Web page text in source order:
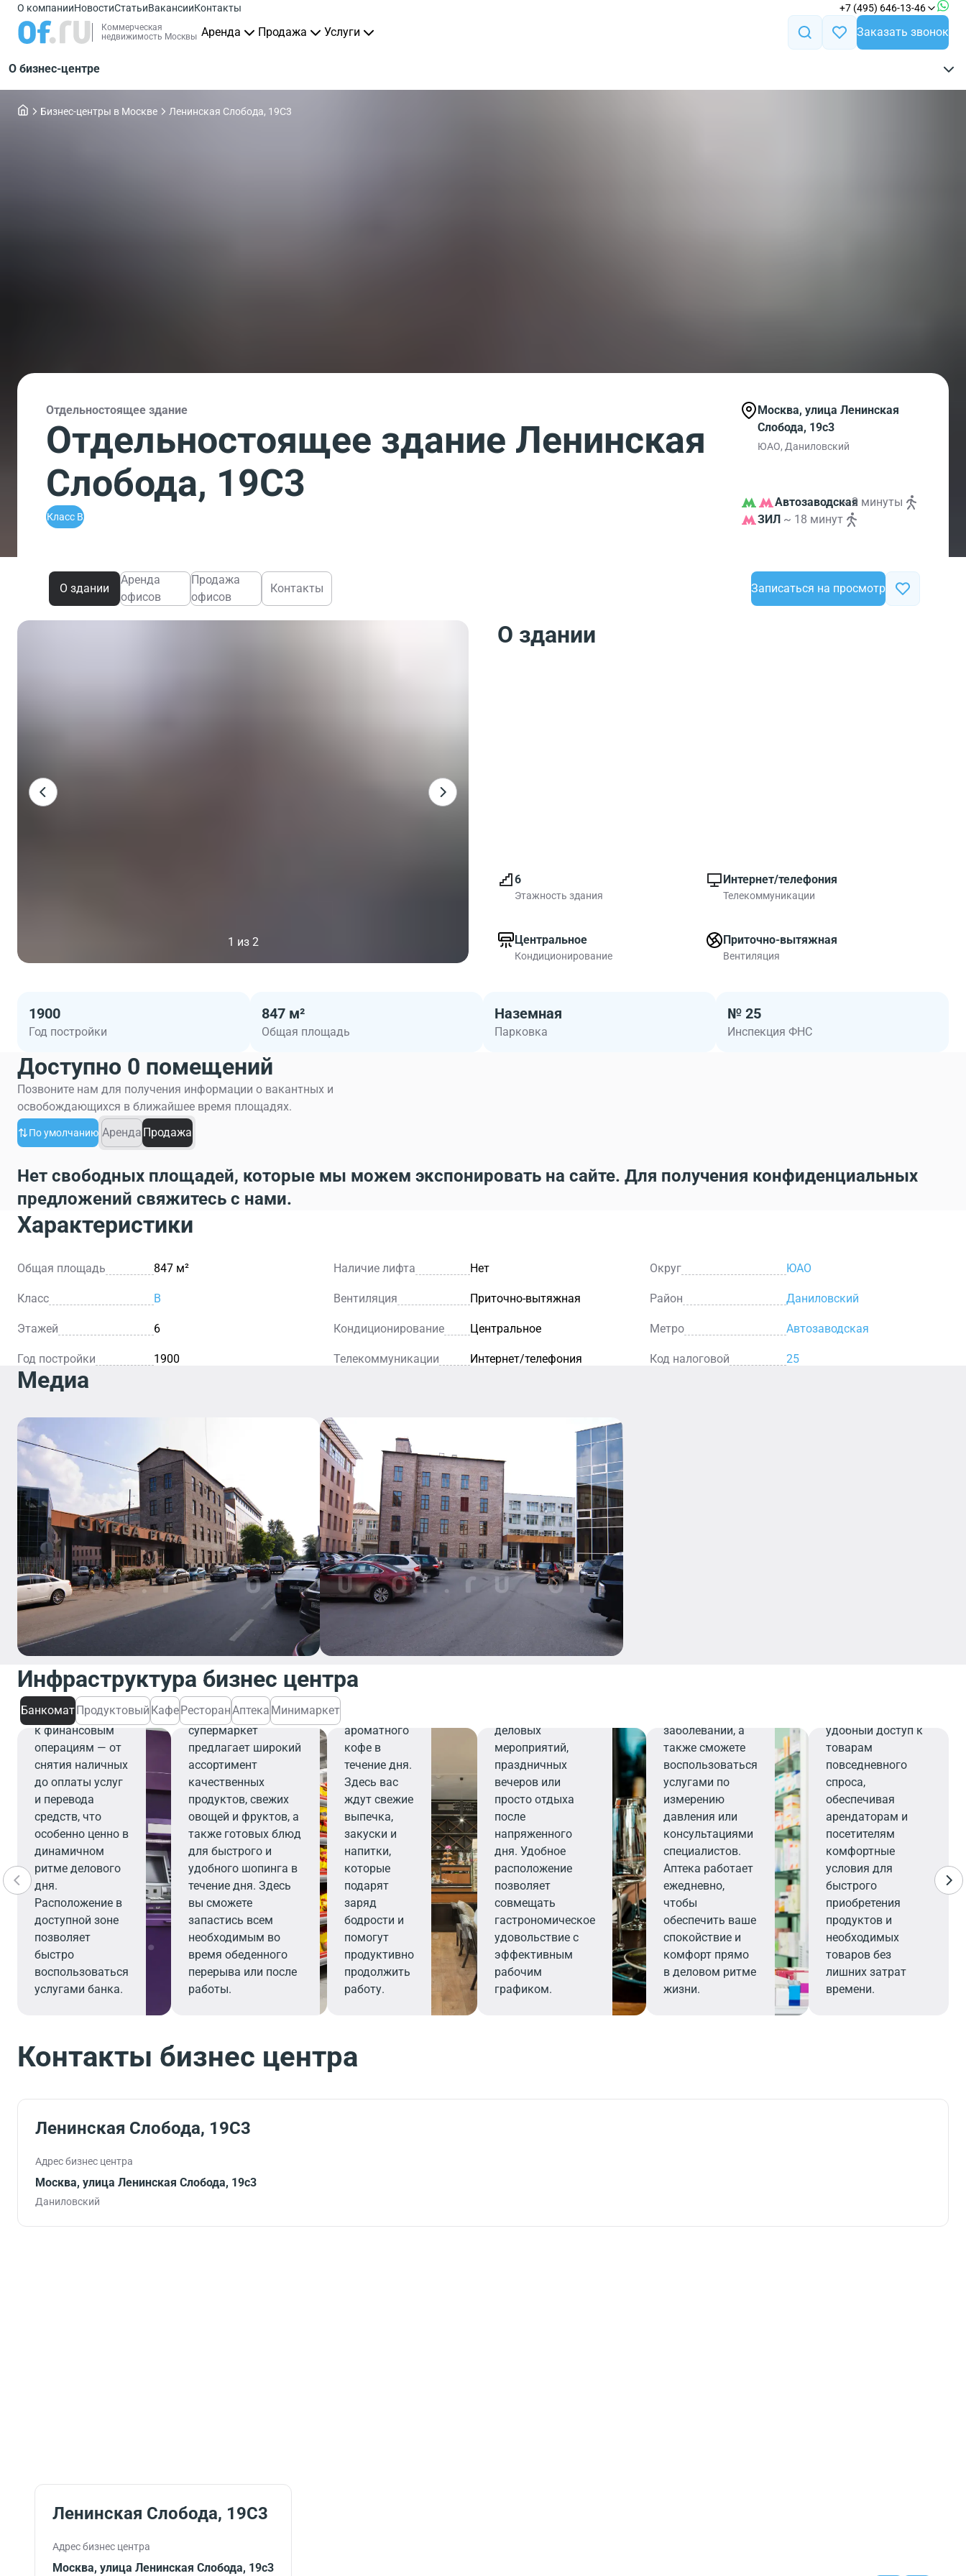
О компанииНовостиСтатьиВакансииКонтакты +7 (495) 646-13-46
Коммерческая
недвижимость Москвы Аренда Продажа Услуги Заказать звонок
О бизнес-центре
Бизнес-центры в Москве Ленинская Слобода, 19С3
Отдельностоящее здание
Отдельностоящее здание Ленинская
Слобода, 19С3
Класс B
Москва, улица Ленинская
Слобода, 19с3
ЮАО, Даниловский
Автозаводская~ 3 минуты
ЗИЛ ~ 18 минут
О здании
Аренда
офисов
Продажа
офисов
Контакты Записаться на просмотр
1 из 2
О здании
6
Этажность здания
Интернет/телефония
Телекоммуникации
Центральное
Кондиционирование
Приточно-вытяжная
Вентиляция
1900
Год постройки
847 м²
Общая площадь
Наземная
Парковка
№ 25
Инспекция ФНС
Доступно 0 помещений
Позвоните нам для получения информации о вакантных и
освобождающихся в ближайшее время площадях.
По умолчанию Аренда Продажа
Нет свободных площадей, которые мы можем экспонировать на сайте. Для получения конфиденциальных
предложений свяжитесь с нами.
Характеристики
Общая площадь 847 м² Наличие лифта Нет Округ ЮАО
Класс B Вентиляция Приточно-вытяжная Район Даниловский
Этажей 6 Кондиционирование Центральное Метро Автозаводская
Год постройки 1900 Телекоммуникации Интернет/телефония Код налоговой 25
Медиа
Инфраструктура бизнес центра
БанкоматПродуктовый КафеРесторанАптека Минимаркет
Банкомат
обеспечивает
быстрый и
удобный доступ
к финансовым
операциям — от
снятия наличных
до оплаты услуг
и перевода
средств, что
особенно ценно в
динамичном
ритме делового
дня.
Расположение в
доступной зоне
позволяет
быстро
воспользоваться
услугами банка.
Продуктовый
Современный
супермаркет
предлагает широкий
ассортимент
качественных
продуктов, свежих
овощей и фруктов, а
также готовых блюд
для быстрого и
удобного шопинга в
течение дня. Здесь
вы сможете
запастись всем
необходимым во
время обеденного
перерыва или после
работы.
Кафе
Уютное
кафе — это
идеальное
место для
встречи или
ароматного
кофе в
течение дня.
Здесь вас
ждут свежие
выпечка,
закуски и
напитки,
которые
подарят
заряд
бодрости и
помогут
продуктивно
продолжить
работу.
Ресторан
Благодаря
элегантному
интерьеру и
деловых
мероприятий,
праздничных
вечеров или
просто отдыха
после
напряженного
дня. Удобное
расположение
позволяет
совмещать
гастрономическое
удовольствие с
эффективным
рабочим
графиком.
заболеваний, а
также сможете
воспользоваться
услугами по
измерению
давления или
консультациями
специалистов.
Аптека работает
ежедневно,
чтобы
обеспечить ваше
спокойствие и
комфорт прямо
в деловом ритме
жизни.
удобный доступ к
товарам
повседневного
спроса,
обеспечивая
арендаторам и
посетителям
комфортные
условия для
быстрого
приобретения
продуктов и
необходимых
товаров без
лишних затрат
времени.
Контакты бизнес центра
Ленинская Слобода, 19С3
Адрес бизнес центра
Москва, улица Ленинская Слобода, 19с3
Даниловский
Ленинская Слобода, 19С3
Адрес бизнес центра
Москва, улица Ленинская Слобода, 19с3